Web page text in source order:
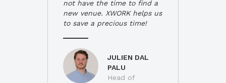
not have the time to find a
new venue. XWORK helps us
to save a precious time!
JULIEN DAL
PALU
Head of